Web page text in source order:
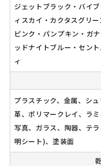
マイアカウント
カートを見る
お問い合わせ
ジェットブラック・バイ
ィスカイ・カクタスグリ
ピンク・パンプキン・ガ
ッドナイトブルー・セン
ィ
プラスチック、金属、シ
革、ポリマークレイ、ラ
写真、ガラス、陶器、テ
明シート)、塗装面